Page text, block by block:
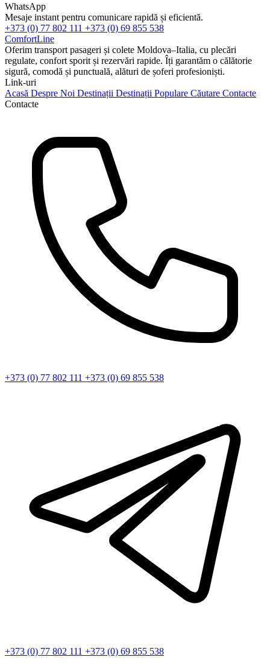
WhatsApp
Mesaje instant pentru comunicare rapidă și eficientă.
+373 (0) 77 802 111 +373 (0) 69 855 538
ComfortLine
Oferim transport pasageri și colete Moldova–Italia, cu plecări
regulate, confort sporit și rezervări rapide. Îți garantăm o călătorie
sigură, comodă și punctuală, alături de șoferi profesioniști.
Link-uri
Acasă Despre Noi Destinații Destinații Populare Căutare Contacte
Contacte
+373 (0) 77 802 111 +373 (0) 69 855 538
+373 (0) 77 802 111 +373 (0) 69 855 538